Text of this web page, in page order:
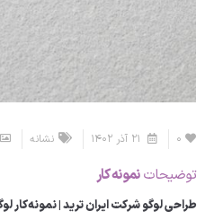
0 نشانه
توضیحاتنمونه کار
طراحی لوگو شرکت ایران ترید | نمونه‌کار